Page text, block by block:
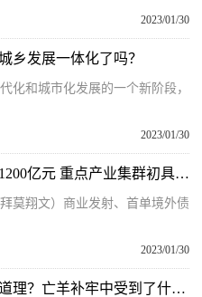
2023/01/30
乡发展一体化了吗？
化和城市化发展的一个新阶段，
2023/01/30
去年海南重点园区完成投资超1200亿元 重点产业集群初具规模
莫翔文）商业发射、首单境外债
2023/01/30
亡羊补牢的故事告诉我们什么道理？亡羊补牢中受到了什么启发？